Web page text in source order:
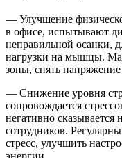
— Улучшение
в офисе, испытывают
неправильной осанки,
нагрузки на мышцы.
зоны, снять
— Снижение уровня
сопровождается
негативно
сотрудников.
стресс, улучшить